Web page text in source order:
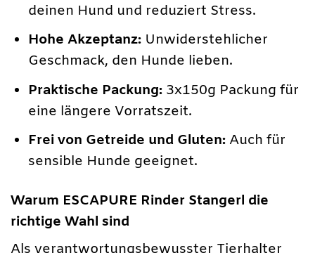
deinen Hund und reduziert Stress.
Hohe Akzeptanz: Unwiderstehlicher
Geschmack, den Hunde lieben.
Praktische Packung: 3x150g Packung für
eine längere Vorratszeit.
Frei von Getreide und Gluten: Auch für
sensible Hunde geeignet.
Warum ESCAPURE Rinder Stangerl die
richtige Wahl sind